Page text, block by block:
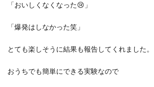
「おいしくなくなった😢」
「爆発はしなかった笑」
とても楽しそうに結果も報告してくれました。
おうちでも簡単にできる実験なので